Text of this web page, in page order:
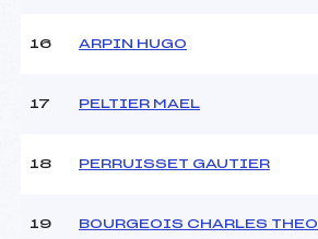
16 ARPIN HUGO
17 PELTIER MAEL
18 PERRUISSET GAUTIER
19 BOURGEOIS CHARLES THEO